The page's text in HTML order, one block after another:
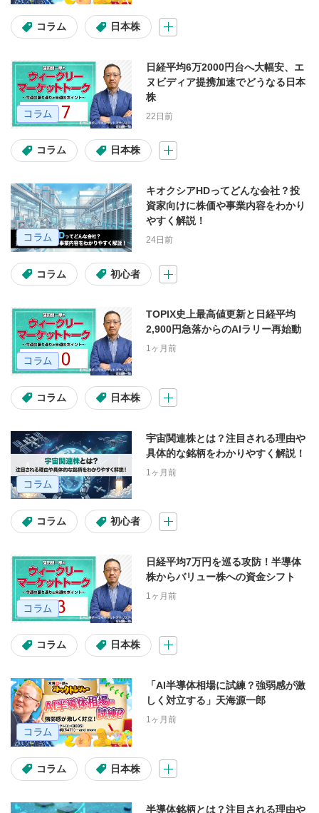
トシゴロ 大山季之の米国株コラム
大山季之の週間マーケットUPDATE
天海源一郎の個別株TREASURE HUNTER
教えて！フクロウ先生
海老澤界の投信コラム
出演者
窪田朋一郎 大山季之
海老澤界 鈴木翔
武藤正樹
調べたい内容
画面操作 手続き
サービス案内
よくある困りごと
再発行 ログイン
ログインID パスワード
資金の振り替え
取引の種類
日本株取引
投資信託取引 FX取引
ツール
コラム 日本株
日経平均6万2000円台へ大幅安、エ
ヌビディア提携加速でどうなる日本
株
22日前
コラム 日本株
キオクシアHDってどんな会社？投
資家向けに株価や事業内容をわかり
やすく解説！
24日前
コラム 初心者
TOPIX史上最高値更新と日経平均
2,900円急落からのAIラリー再始動
1ヶ月前
コラム 日本株
宇宙関連株とは？注目される理由や
具体的な銘柄をわかりやすく解説！
1ヶ月前
コラム 初心者
日経平均7万円を巡る攻防！半導体
株からバリュー株への資金シフト
1ヶ月前
コラム 日本株
「AI半導体相場に試練？強弱感が激
しく対立する」天海源一郎
1ヶ月前
コラム 日本株
半導体銘柄とは？注目される理由や